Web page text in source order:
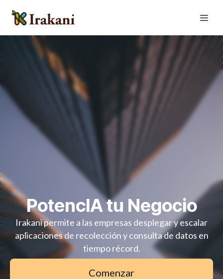
PotencIA tu Negocio
Irakani permite a las empresas desplegar y escalar
aplicaciones de recolección y consulta de datos en
tiempo récord.
Comenzar